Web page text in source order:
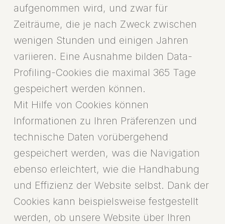
aufgenommen wird, und zwar für
Zeiträume, die je nach Zweck zwischen
wenigen Stunden und einigen Jahren
variieren. Eine Ausnahme bilden Data-
Profiling-Cookies die maximal 365 Tage
gespeichert werden können.
Mit Hilfe von Cookies können
Informationen zu Ihren Präferenzen und
technische Daten vorübergehend
gespeichert werden, was die Navigation
ebenso erleichtert, wie die Handhabung
und Effizienz der Website selbst. Dank der
Cookies kann beispielsweise festgestellt
werden, ob unsere Website über Ihren